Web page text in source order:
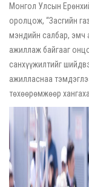
Монгол Улсын
оролцож, “Засгийн
мэндийн салбар, эмч
ажиллаж байгааг
санхүүжилтийг
ажилласнаа
төхөөрөмжөөр